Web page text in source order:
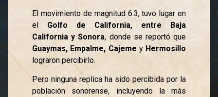
El movimiento de magnitud 6.3, tuvo lugar en
el Golfo de California, entre Baja
California y Sonora, donde se reportó que
Guaymas, Empalme, Cajeme y Hermosillo
lograron percibirlo.
Pero ninguna replica ha sido percibida por la
población sonorense, incluyendo la más